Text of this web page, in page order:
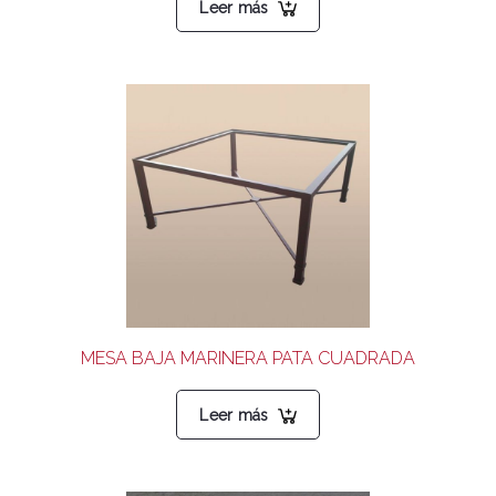
Leer más
MESA BAJA MARINERA PATA CUADRADA
Leer más